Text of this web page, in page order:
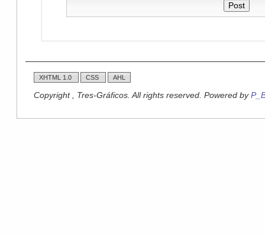
XHTML 1.0 CSS AHL
Copyright , Tres-Gráficos. All rights reserved. Powered by